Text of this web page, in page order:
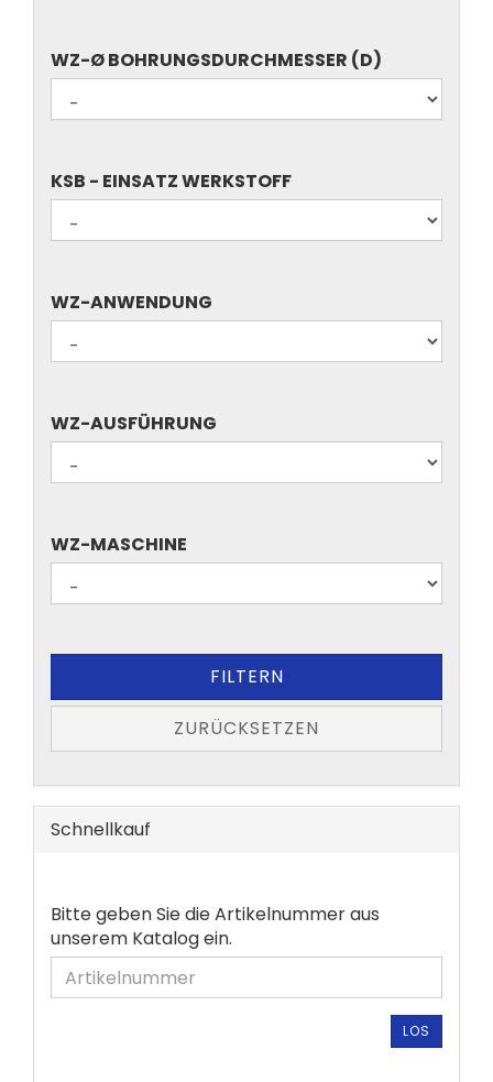
WZ-
Ø
BOHRUNGSDURCHMESSER
WZ-Ø BOHRUNGSDURCHMESSER (D)
KSB
-
EINSATZ
KSB - EINSATZ WERKSTOFF
WZ-
ANWENDUNG
WZ-ANWENDUNG
WZ-
AUSFÜHRUNG
WZ-AUSFÜHRUNG
WZ-
MASCHINE
WZ-MASCHINE
FILTERN
ZURÜCKSETZEN
Schnellkauf
BITTE
GEBEN
SIE
DIE
Bitte geben Sie die Artikelnummer aus
unserem Katalog ein.
LOS